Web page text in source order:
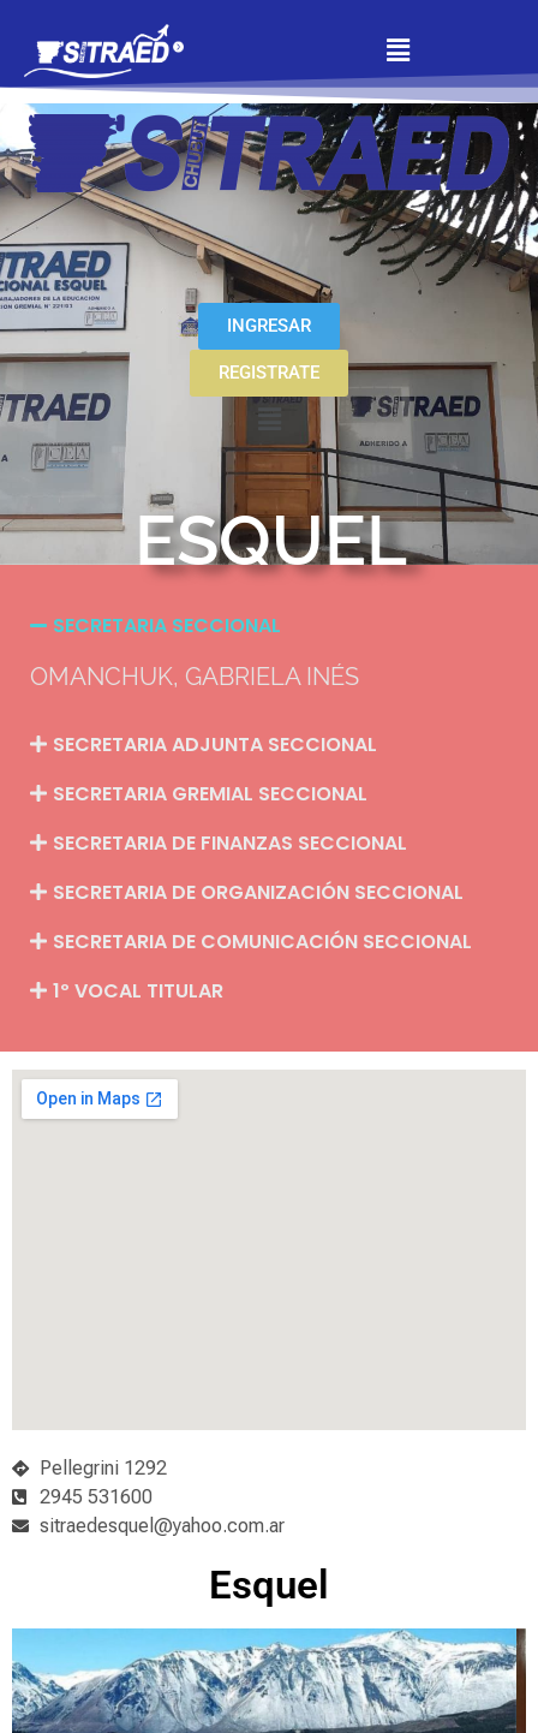
INGRESAR
REGISTRATE
ESQUEL
SECRETARIA SECCIONAL
OMANCHUK, GABRIELA INÉS
SECRETARIA ADJUNTA SECCIONAL
SECRETARIA GREMIAL SECCIONAL
SECRETARIA DE FINANZAS SECCIONAL
SECRETARIA DE ORGANIZACIÓN SECCIONAL
SECRETARIA DE COMUNICACIÓN SECCIONAL
1º VOCAL TITULAR
Pellegrini 1292
2945 531600
sitraedesquel@yahoo.com.ar
Esquel